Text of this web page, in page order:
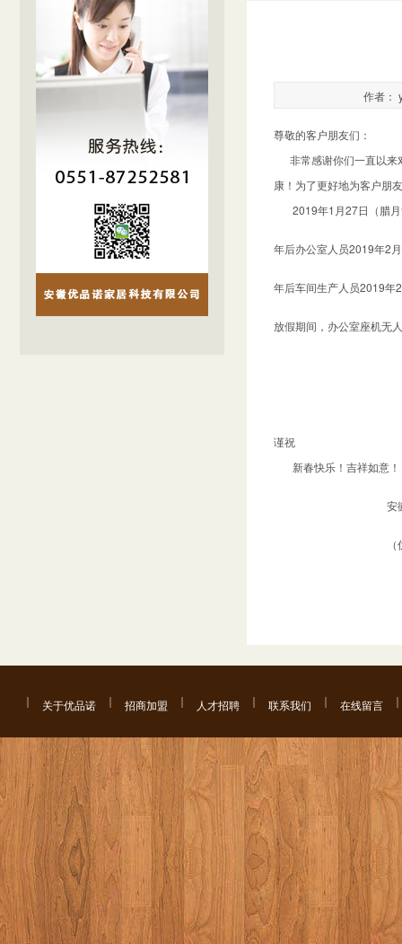
作者：
尊敬的客户朋友们：
非常感谢你们一直以来
康！为了更好地为客户朋
2019年1月27日（腊月
年后办公室人员2019年2
年后车间生产人员2019年
放假期间，办公室座机无
谨祝
新春快乐！吉祥如意！
安徽优品诺家
（优品诺楼梯
关于优品诺 招商加盟 人才招聘 联系我们 在线留言